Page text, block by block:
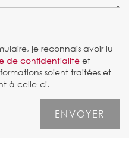
je reconnais avoir lu
de confidentialité et
soient traitées et
à celle-ci.